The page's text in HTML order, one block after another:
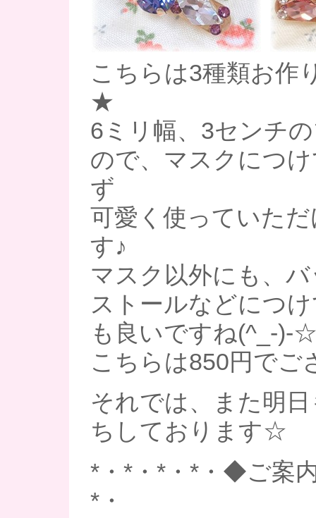
こちらは3種類お作
★
6ミリ幅、3センチ
ので、マスクにつ
ず
可愛く使っていた
す♪
マスク以外にも、
ストールなどにつ
も良いですね(^_-)-
こちらは850円でご
それでは、また明
ちしております☆
*・*・*・*・◆ご案
*・